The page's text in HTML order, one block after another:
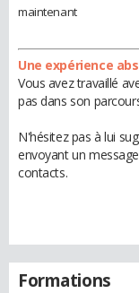
maintenant
Une expérience
Vous avez travaillé
pas dans son
N'hésitez pas à lui
envoyant un
contacts.
Formations